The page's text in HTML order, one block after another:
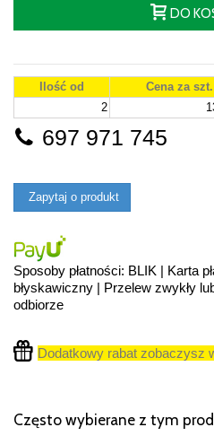
DO
Ilość od Cena za szt.
2
697 971 745
Zapytaj o produkt
Sposoby płatności: BLIK | Karta
błyskawiczny | Przelew zwykły
odbiorze
Dodatkowy rabat zobaczysz
Często wybierane z tym